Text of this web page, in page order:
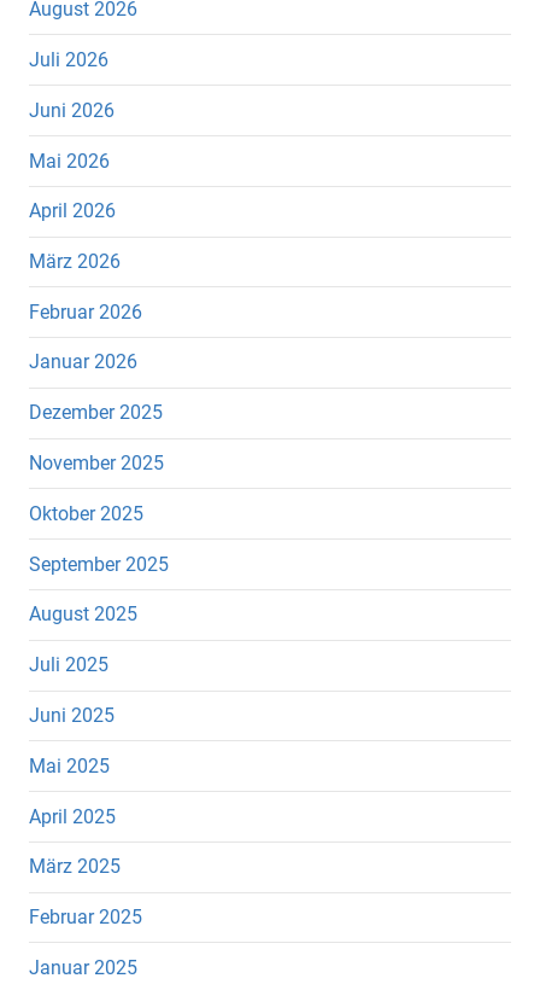
August 2026
Juli 2026
Juni 2026
Mai 2026
April 2026
März 2026
Februar 2026
Januar 2026
Dezember 2025
November 2025
Oktober 2025
September 2025
August 2025
Juli 2025
Juni 2025
Mai 2025
April 2025
März 2025
Februar 2025
Januar 2025